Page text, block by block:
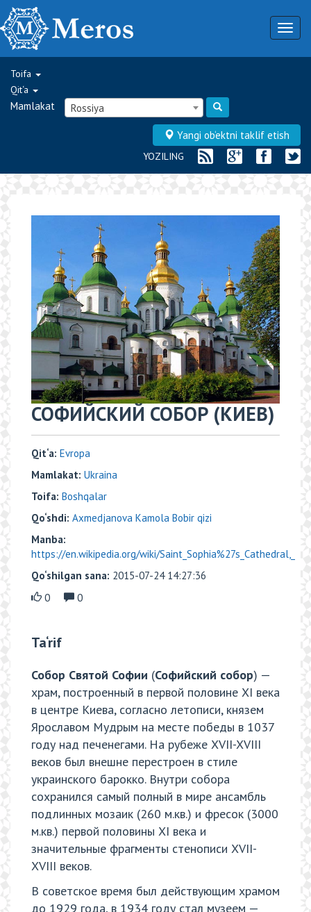
Toifa
Qit‘a
Mamlakat Rossiya
Yangi ob‘ektni taklif etish
YOZILING
СОФИЙСКИЙ СОБОР (КИЕВ)
Qit‘a: Evropa
Mamlakat: Ukraina
Toifa: Boshqalar
Qo‘shdi: Axmedjanova Kamola Bobir qizi
Manba:
https://en.wikipedia.org/wiki/Saint_Sophia%27s_Cathedral,_
Qo‘shilgan sana: 2015-07-24 14:27:36
0
0
Ta‘rif
Собор Святой Софии (Софийский собор) —
храм, построенный в первой половине XI века
в центре Киева, согласно летописи, князем
Ярославом Мудрым на месте победы в 1037
году над печенегами. На рубеже XVII-XVIII
веков был внешне перестроен в стиле
украинского барокко. Внутри собора
сохранился самый полный в мире ансамбль
подлинных мозаик (260 м.кв.) и фресок (3000
м.кв.) первой половины XI века и
значительные фрагменты стенописи XVII-
XVIII веков.
В советское время был действующим храмом
до 1929 года, в 1934 году стал музеем —